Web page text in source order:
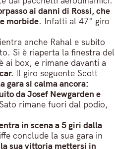
ai danni di Rossi, che
morbide. Infatti al 47° giro
anche Rahal e subito
Si è riaperta la finestra del
ai box, e rimane davanti a
Il giro seguente Scott
gara si calma ancora:
da Josef Newgarden e
rimane fuori dal podio,
in scena a 5 giri dalla
conclude la sua gara in
la sua vittoria mettersi in